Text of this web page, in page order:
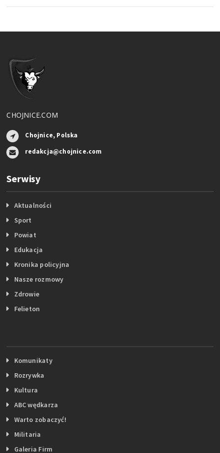
CHOJNICE.COM
Chojnice, Polska
redakcja@chojnice.com
Serwisy
Aktualności
Sport
Powiat
Edukacja
Kronika policyjna
Nasze rozmowy
Zdrowie
Felieton
Komunikaty
Rozrywka
Kultura
ABC wędkarza
Warto zobaczyć!
Militaria
Galeria Firm